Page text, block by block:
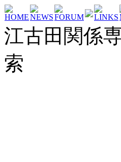
HOMENEWSFORUM LINKS
江古田関係
索